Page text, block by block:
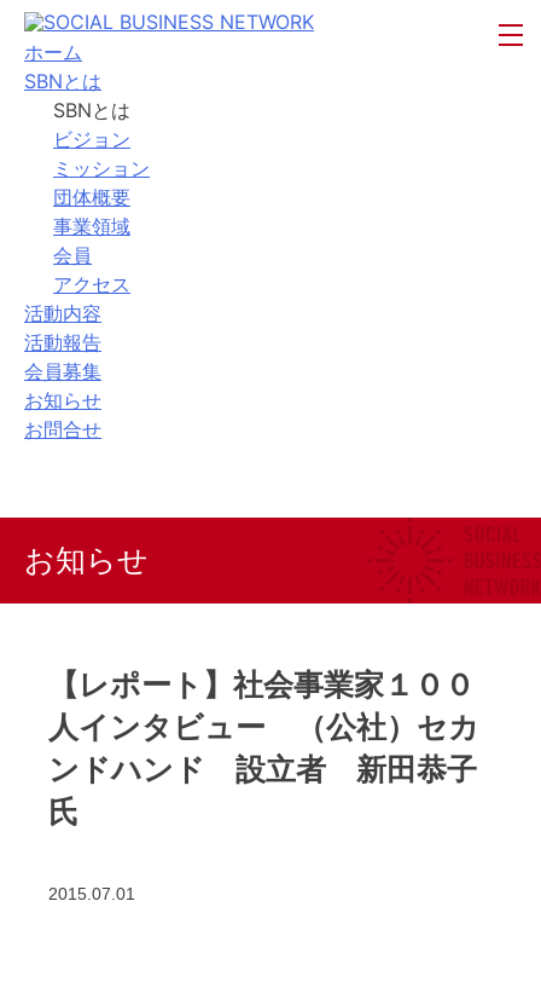
ホーム
SBNとは
SBNとは
ビジョン
ミッション
団体概要
事業領域
会員
アクセス
活動内容
活動報告
会員募集
お知らせ
お問合せ
お知らせ
【レポート】社会事業家１００
人インタビュー （公社）セカ
ンドハンド 設立者 新田恭子
氏
2015.07.01